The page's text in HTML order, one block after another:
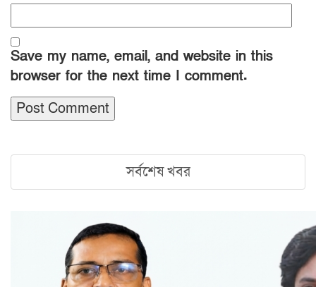
Save my name, email, and website in this
browser for the next time I comment.
সর্বশেষ খবর